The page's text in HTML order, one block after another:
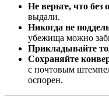
Не верьте, что
выдали.
Никогда не
убежища можно
Прикладывайте
Сохраняйте
с почтовым
оспорен.